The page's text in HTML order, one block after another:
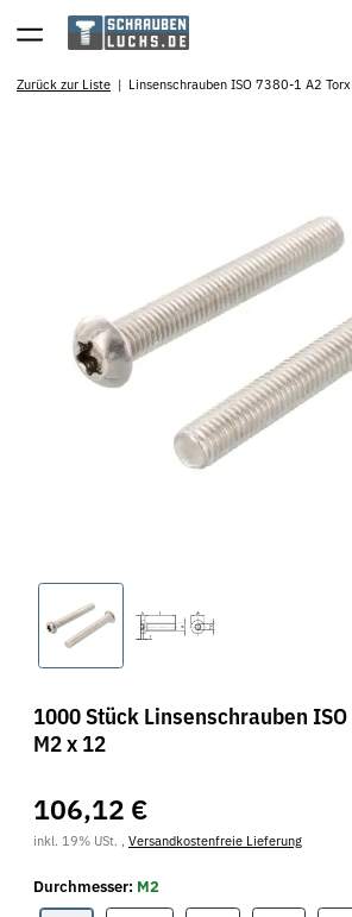
Zurück zur Liste Linsenschrauben ISO 7380-1 A2 Torx
1000 Stück Linsenschrauben
M2 x 12
106,12 €
inkl. 19% USt. , Versandkostenfreie Lieferung
Durchmesser: M2